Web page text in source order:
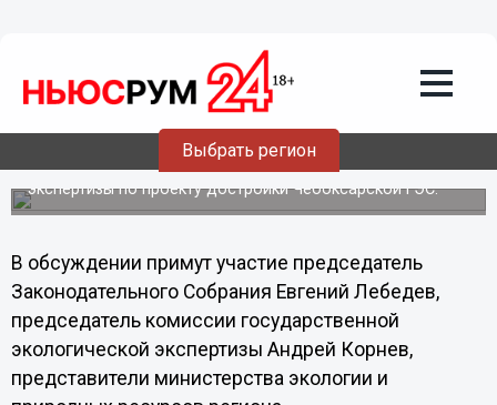
Выбрать регион
экологической экспертизы достройки
Чебоксарской ГЭС обсудят в Нижнем
10 сентября в Законодательном Собрании состоится
расширенное заседание общественной экологической
экспертизы по проекту достройки Чебоксарской ГЭС.
В обсуждении примут участие председатель
Законодательного Собрания Евгений Лебедев,
председатель комиссии государственной
экологической экспертизы Андрей Корнев,
представители министерства экологии и